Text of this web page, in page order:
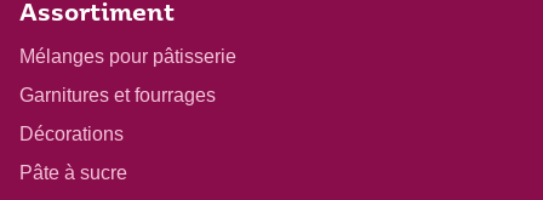
Assortiment
Mélanges pour pâtisserie
Garnitures et fourrages
Décorations
Pâte à sucre